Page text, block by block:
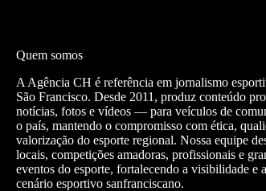
Quem somos
A Agência CH é referência em jornalismo
São Francisco. Desde 2011, produz conteúdo
notícias, fotos e vídeos — para veículos de
o país, mantendo o compromisso com ética,
valorização do esporte regional. Nossa equipe
locais, competições amadoras, profissionais e
eventos do esporte, fortalecendo a visibilidade e
cenário esportivo sanfranciscano.